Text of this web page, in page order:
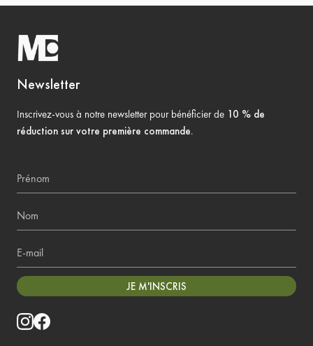
Newsletter
Inscrivez-vous à notre newsletter pour bénéficier de 10 % de
réduction sur votre première commande.
Nom
E-mail
JE M'INSCRIS